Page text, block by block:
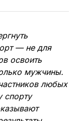
— не для
освоить
мужчины.
любых
спорту